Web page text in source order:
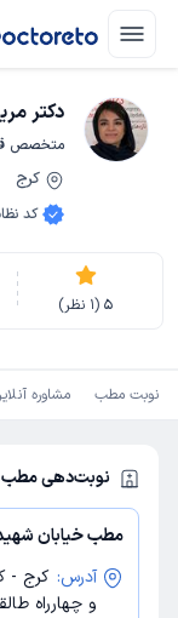
دکتر
متخصص
کرج
کد
5
(
1 نظر)
نوبت مطب مشاوره
نوبت‌دهی مطب
مطب خیابان
آدرس: کرج -
و چهارراه